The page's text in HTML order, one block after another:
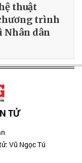
thuật
trình
Nhân dân
TỬ
Vũ Ngọc Tú